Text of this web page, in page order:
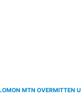
MTN OVERMITTEN U